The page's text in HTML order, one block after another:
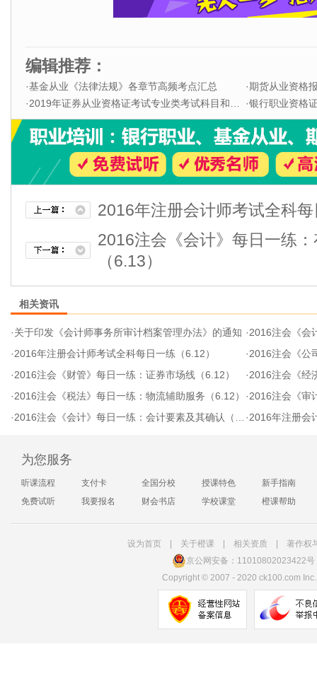
编辑推荐：
·基金从业《法律法规》各章节高频考点汇总 ·期货从业资格
·2019年证券从业资格证考试专业类考试科目和题型 ·银行职业资格证
2016年注册会计师考试全科
2016注会《会计》每日一练
（6.13）
相关资讯
·关于印发《会计师事务所审计档案管理办法》的通知 ·2016注会《会计
·2016年注册会计师考试全科每日一练（6.12） ·2016注会《公司
·2016注会《财管》每日一练：证券市场线（6.12） ·2016注会《经
·2016注会《税法》每日一练：物流辅助服务（6.12） ·2016注会《审
·2016注会《会计》每日一练：会计要素及其确认（6.12） ·2016年注册会
为您服务
听课流程 支付卡 全国分校 授课特色
新手指南
免费试听
我要报名 财会书店 学校课堂 橙课帮助
设为首页| 关于橙课| 相关资质
著作权
京公网安备：11010802023422号
Copyright ©2007 - 2020 ck100.com